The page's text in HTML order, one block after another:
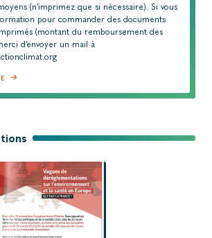
(n'imprimez que si nécessaire). Si vous
pour commander des documents
(montant du remboursement des
d’envoyer un mail à